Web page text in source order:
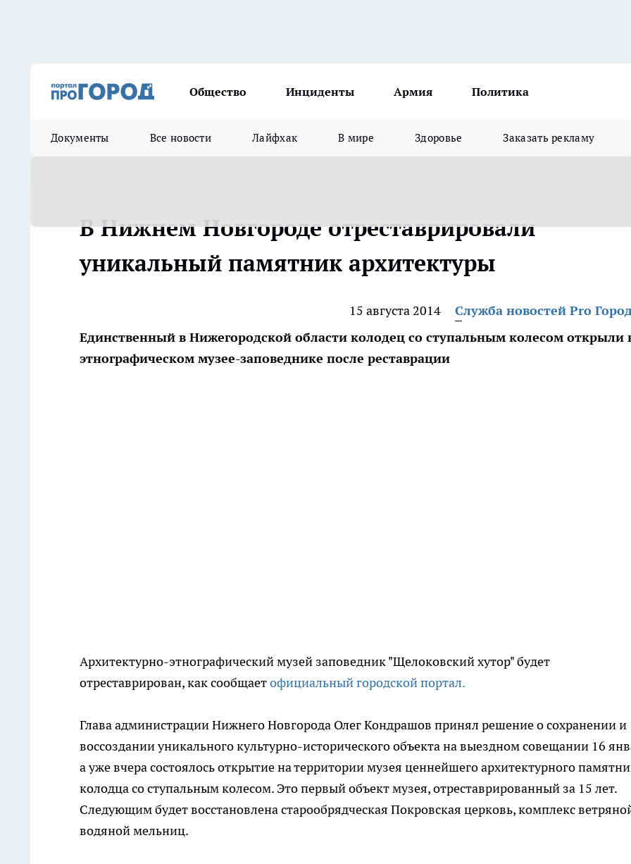
Общество Инциденты Армия Политика
Документы Все новости Лайфхак В мире Здоровье Заказать рекламу
В Нижнем Новгороде отреставрировали
уникальный памятник архитектуры
15 августа 2014
Служба новостей Pro
Единственный в Нижегородской области колодец со ступальным колесом открыли
этнографическом музее-заповеднике после реставрации
Архитектурно-этнографический музей заповедник "Щелоковский хутор" будет
отреставрирован, как сообщаетофициальный городской портал.
Глава администрации Нижнего Новгорода Олег Кондрашов принял решение о сохранении и
воссоздании уникального культурно-исторического объекта на выездном совещании 16
а уже вчера состоялось открытие на территории музея ценнейшего архитектурного
колодца со ступальным колесом. Это первый объект музея, отреставрированный за 15 лет.
Следующим будет восстановлена старообрядческая Покровская церковь, комплекс
водяной мельниц.